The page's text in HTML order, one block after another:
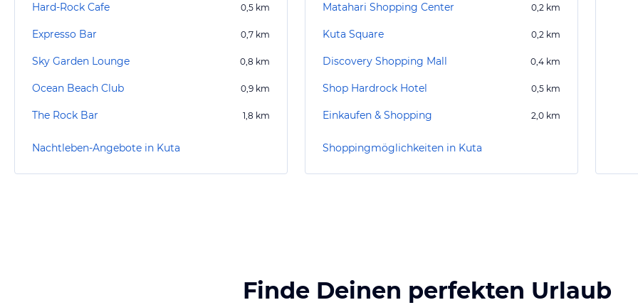
Hard-Rock Cafe 0,5 km
Expresso Bar 0,7 km
Sky Garden Lounge 0,8 km
Ocean Beach Club 0,9 km
The Rock Bar 1,8 km
Nachtleben-Angebote in Kuta
Matahari Shopping Center 0,2 km
Kuta Square 0,2 km
Discovery Shopping Mall 0,4 km
Shop Hardrock Hotel 0,5 km
Einkaufen & Shopping 2,0 km
Shoppingmöglichkeiten in Kuta
Finde Deinen perfekten Urlaub